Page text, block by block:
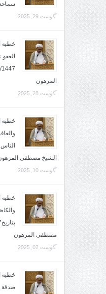
آگوست 29, 2025
المرهون
آگوست 28, 2025
الشيخ مصطفى
آگوست 10, 2025
مصطفى المرهون
آگوست 02, 2025
صدقة